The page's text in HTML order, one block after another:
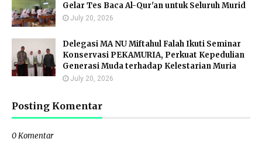
Gelar Tes Baca Al-Qur'an untuk Seluruh Murid
July 20, 2026
Delegasi MA NU Miftahul Falah Ikuti Seminar
Konservasi PEKAMURIA, Perkuat Kepedulian
Generasi Muda terhadap Kelestarian Muria
July 20, 2026
Posting Komentar
0 Komentar